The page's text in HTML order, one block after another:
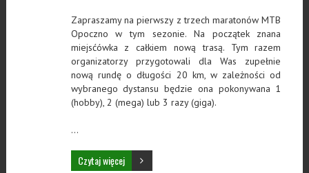
Zapraszamy na pierwszy z trzech maratonów MTB
Opoczno w tym sezonie. Na początek znana
miejsćówka z całkiem nową trasą. Tym razem
organizatorzy przygotowali dla Was zupełnie
nową rundę o długości 20 km, w zależności od
wybranego dystansu będzie ona pokonywana 1
(hobby), 2 (mega) lub 3 razy (giga).
…
Czytaj więcej